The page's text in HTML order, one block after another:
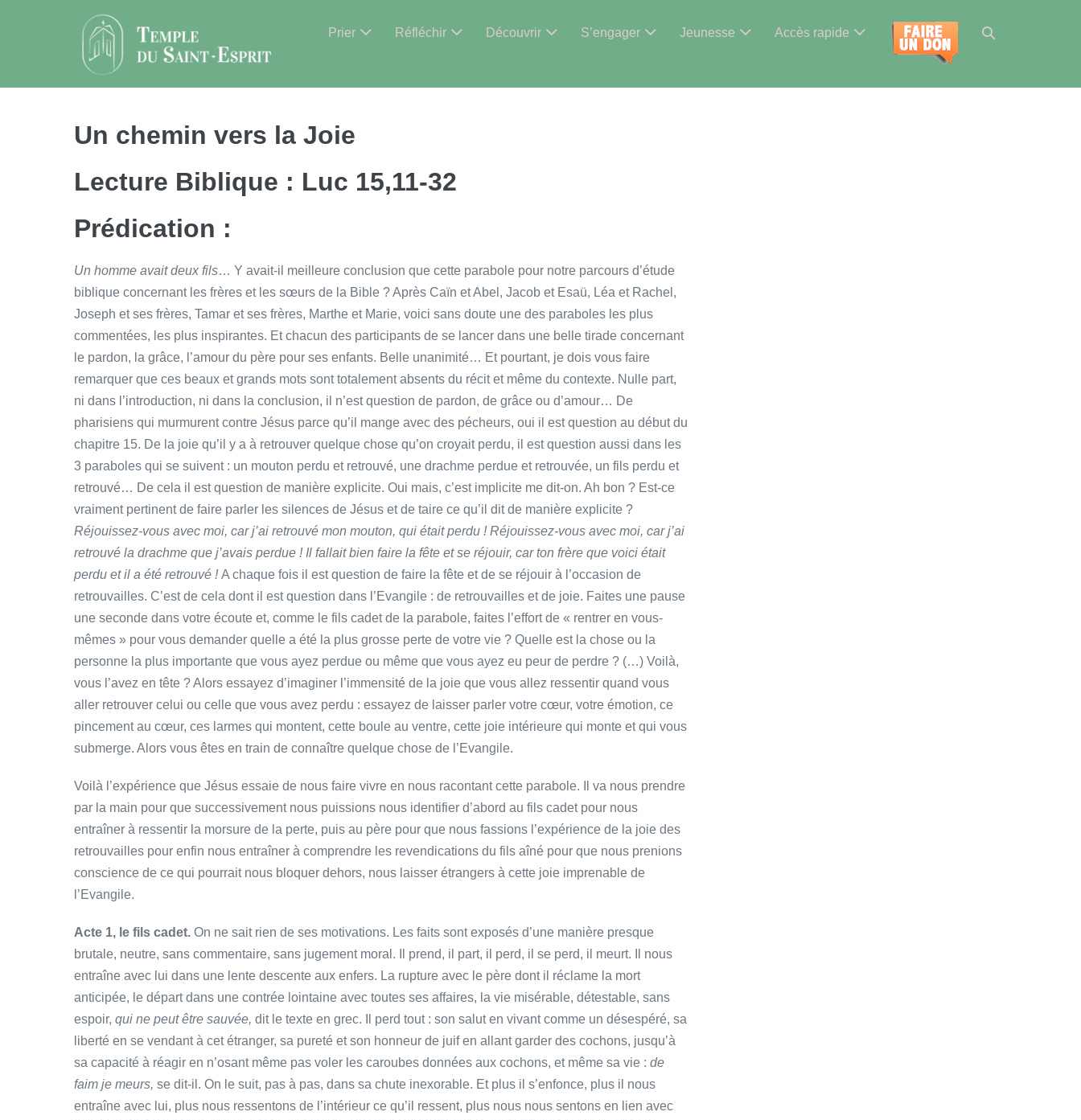
Prier Réfléchir Découvrir S’engager Jeunesse Accès rapide
Basculer
Un chemin vers la Joie
Lecture Biblique : Luc 15,11-32
Prédication :
Un homme avait deux fils… Y avait-il meilleure conclusion que cette parabole pour notre parcours d’étude
biblique concernant les frères et les sœurs de la Bible ? Après Caïn et Abel, Jacob et Esaü, Léa et Rachel,
Joseph et ses frères, Tamar et ses frères, Marthe et Marie, voici sans doute une des paraboles les plus
commentées, les plus inspirantes. Et chacun des participants de se lancer dans une belle tirade concernant
le pardon, la grâce, l’amour du père pour ses enfants. Belle unanimité… Et pourtant, je dois vous faire
remarquer que ces beaux et grands mots sont totalement absents du récit et même du contexte. Nulle part,
ni dans l’introduction, ni dans la conclusion, il n’est question de pardon, de grâce ou d’amour… De
pharisiens qui murmurent contre Jésus parce qu’il mange avec des pécheurs, oui il est question au début du
chapitre 15. De la joie qu’il y a à retrouver quelque chose qu’on croyait perdu, il est question aussi dans les
3 paraboles qui se suivent : un mouton perdu et retrouvé, une drachme perdue et retrouvée, un fils perdu et
retrouvé… De cela il est question de manière explicite. Oui mais, c’est implicite me dit-on. Ah bon ? Est-ce
vraiment pertinent de faire parler les silences de Jésus et de taire ce qu’il dit de manière explicite ?
Réjouissez-vous avec moi, car j’ai retrouvé mon mouton, qui était perdu ! Réjouissez-vous avec moi, car j’ai
retrouvé la drachme que j’avais perdue ! Il fallait bien faire la fête et se réjouir, car ton frère que voici était
perdu et il a été retrouvé !A chaque fois il est question de faire la fête et de se réjouir à l’occasion de
retrouvailles. C’est de cela dont il est question dans l’Evangile : de retrouvailles et de joie. Faites une pause
une seconde dans votre écoute et, comme le fils cadet de la parabole, faites l’effort de « rentrer en vous-
mêmes » pour vous demander quelle a été la plus grosse perte de votre vie ? Quelle est la chose ou la
personne la plus importante que vous ayez perdue ou même que vous ayez eu peur de perdre ? (…) Voilà,
vous l’avez en tête ? Alors essayez d’imaginer l’immensité de la joie que vous allez ressentir quand vous
aller retrouver celui ou celle que vous avez perdu : essayez de laisser parler votre cœur, votre émotion, ce
pincement au cœur, ces larmes qui montent, cette boule au ventre, cette joie intérieure qui monte et qui vous
submerge. Alors vous êtes en train de connaître quelque chose de l’Evangile.
Voilà l’expérience que Jésus essaie de nous faire vivre en nous racontant cette parabole. Il va nous prendre
par la main pour que successivement nous puissions nous identifier d’abord au fils cadet pour nous
entraîner à ressentir la morsure de la perte, puis au père pour que nous fassions l’expérience de la joie des
retrouvailles pour enfin nous entraîner à comprendre les revendications du fils aîné pour que nous prenions
conscience de ce qui pourrait nous bloquer dehors, nous laisser étrangers à cette joie imprenable de
l’Evangile.
Acte 1, le fils cadet. On ne sait rien de ses motivations. Les faits sont exposés d’une manière presque
brutale, neutre, sans commentaire, sans jugement moral. Il prend, il part, il perd, il se perd, il meurt. Il nous
entraîne avec lui dans une lente descente aux enfers. La rupture avec le père dont il réclame la mort
anticipée, le départ dans une contrée lointaine avec toutes ses affaires, la vie misérable, détestable, sans
espoir, qui ne peut être sauvée, dit le texte en grec. Il perd tout : son salut en vivant comme un désespéré, sa
liberté en se vendant à cet étranger, sa pureté et son honneur de juif en allant garder des cochons, jusqu’à
sa capacité à réagir en n’osant même pas voler les caroubes données aux cochons, et même sa vie : de
faim je meurs, se dit-il. On le suit, pas à pas, dans sa chute inexorable. Et plus il s’enfonce, plus il nous
entraîne avec lui, plus nous ressentons de l’intérieur ce qu’il ressent, plus nous nous sentons en lien avec